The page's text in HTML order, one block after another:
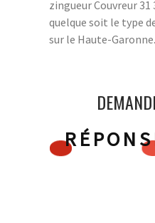
zingueur Couvreur
quelque soit le type
sur le Haute-Garonne.